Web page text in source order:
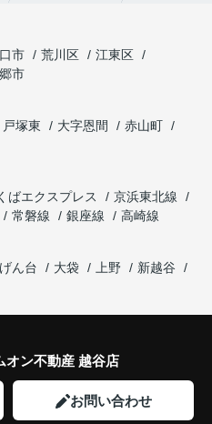
市 荒川区
江東区
市
戸塚東 大字恩間
赤山町
ばエクスプレス
京浜東北線
常磐線 銀座線
高崎線
ん台 大袋 上野
新越谷
オン不動産 越谷店
お問い合わせ